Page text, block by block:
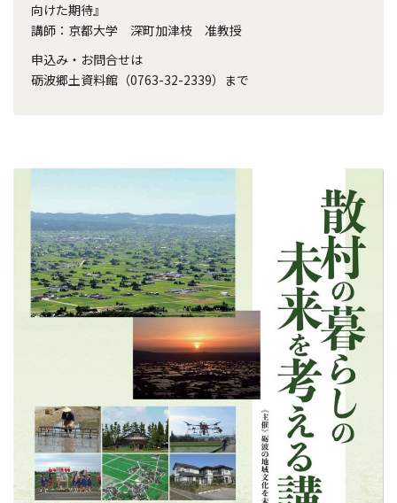
向けた期待』
講師：京都大学 深町加津枝 准教授
申込み・お問合せは
砺波郷土資料館（0763-32-2339）まで